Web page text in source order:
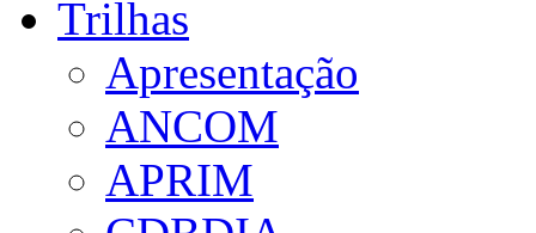
Trilhas
Apresentação
ANCOM
APRIM